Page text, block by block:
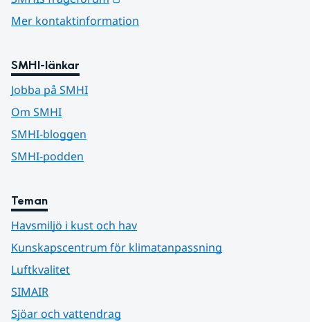
Mer kontaktinformation
SMHI-länkar
Jobba på SMHI
Om SMHI
SMHI-bloggen
SMHI-podden
Teman
Havsmiljö i kust och hav
Kunskapscentrum för klimatanpassning
Luftkvalitet
SIMAIR
Sjöar och vattendrag